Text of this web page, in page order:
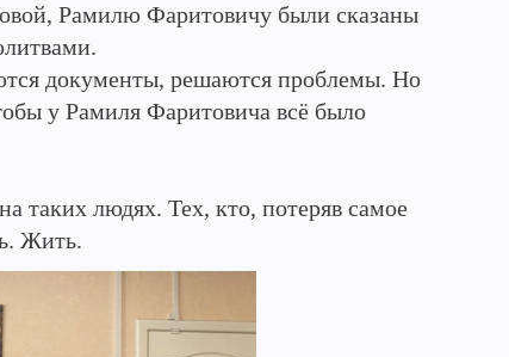
Рамилю Фаритовичу были сказаны
документы, решаются проблемы. Но
у Рамиля Фаритовича всё было
таких людях. Тех, кто, потеряв самое
Жить.